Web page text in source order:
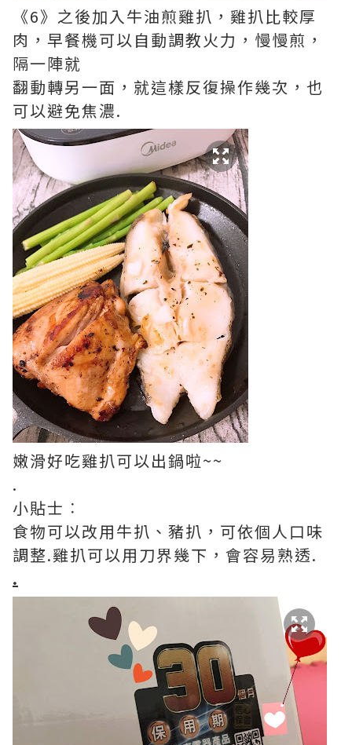
《6》之後加入牛油煎雞扒，雞扒比較厚
肉，早餐機可以自動調教火力，慢慢煎，
隔一陣就
翻動轉另一面，就這樣反復操作幾次，也
可以避免焦濃.
嫩滑好吃雞扒可以出鍋啦~~
.
小貼士︰
食物可以改用牛扒、豬扒，可依個人口味
調整.雞扒可以用刀界幾下，會容易熟透.
.